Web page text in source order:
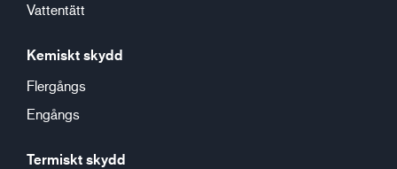
Vattentätt
Kemiskt skydd
Flergångs
Engångs
Termiskt skydd